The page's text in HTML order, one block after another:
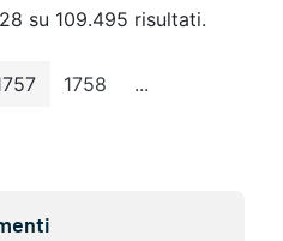
su 109.495 risultati.
Pagina Pagina
1758 ...Pagine